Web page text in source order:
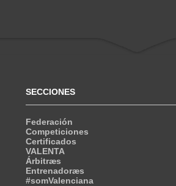
SECCIONES
Federación
Competiciones
Certificados
VALENTA
Árbitræs
Entrenadoræs
#somValenciana